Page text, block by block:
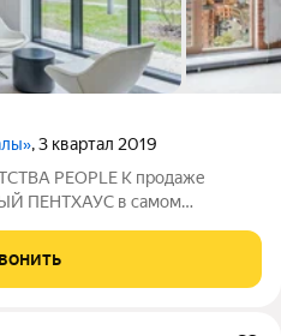
, 3 квартал 2019
PEOPLE К продаже
ПЕНТХАУС в самом
ПАНОРАМНЫЕ ОКНА
и высокие потолки 3,9 м